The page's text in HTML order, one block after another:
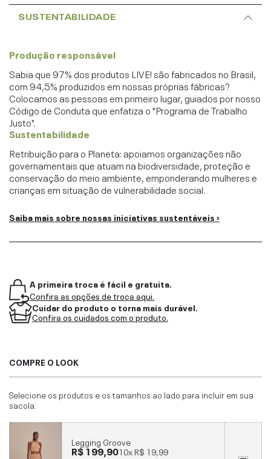
SUSTENTABILIDADE
Produção responsável
Sabia que 97% dos produtos LIVE! são fabricados no Brasil,
com 94,5% produzidos em nossas próprias fábricas?
Colocamos as pessoas em primeiro lugar, guiados por nosso
Código de Conduta que enfatiza o "Programa de Trabalho
Justo".
Sustentabilidade
Retribuição para o Planeta: apoiamos organizações não
governamentais que atuam na biodiversidade, proteção e
conservação do meio ambiente, emponderando mulheres e
crianças em situação de vulnerabilidade social.
Saiba mais sobre nossas iniciativas sustentáveis ›
A primeira troca é fácil e gratuita.
Confira as opções de troca aqui.
Cuidar do produto o torna mais durável.
Confira os cuidados com o produto.
COMPRE O LOOK
Selecione os produtos e os tamanhos ao lado para incluir em sua
sacola.
Legging Groove
R$ 199,9010xR$ 19,99